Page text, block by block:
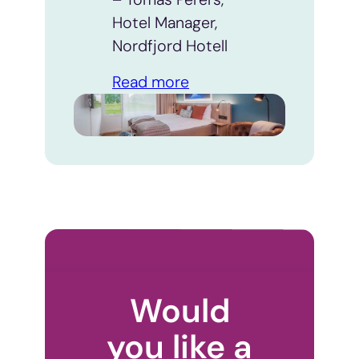
Hotel Manager,
Nordfjord Hotell
Read more
Would
you like a